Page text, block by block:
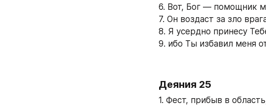
6. Вот, Бог — помощник
7. Он воздаст за зло
8. Я усердно принесу
9. ибо Ты избавил меня
Деяния 25
1. Фест, прибыв в